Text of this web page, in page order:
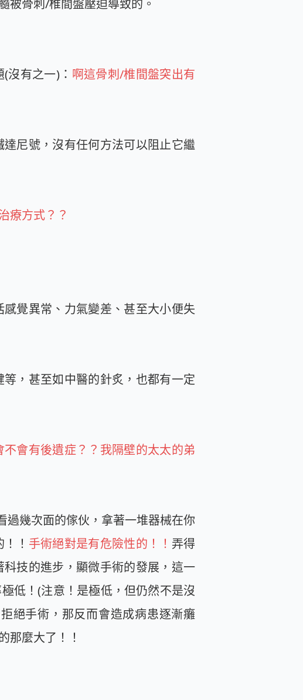
被骨刺/椎間盤壓迫導致的。
沒有之一)： 啊這骨刺/椎間盤突出有
尼號，沒有任何方法可以阻止它繼
療方式？？
感覺異常、力氣變差、甚至大小便失
，甚至如中醫的針炙，也都有一定
不會有後遺症？？我隔壁的太太的弟
過幾次面的傢伙，拿著一堆器械在你
！ 手術絕對是有危險性的！！ 弄得
技的進步，顯微手術的發展，這一
低！(注意！是極低，但仍然不是沒
絕手術，那反而會造成病患逐漸癱
那麼大了！！